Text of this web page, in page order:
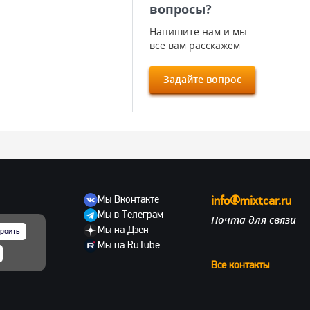
вопросы?
Напишите нам и мы
все вам расскажем
Задайте вопрос
Мы Вконтакте
Мы в Телеграм
Мы на Дзен
Мы на RuTube
info@mixtcar.ru
Почта для связи
Все контакты